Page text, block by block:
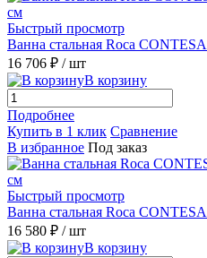
Быстрый просмотр
Ванна стальная Roca
16 706 ₽ / шт
В корзину
Подробнее
Купить в 1 клик Сравнение
В избранное Под заказ
Быстрый просмотр
Ванна стальная Roca
16 580 ₽ / шт
В корзину